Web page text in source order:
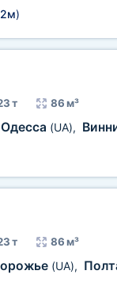
)
т 86 м³
Одесса (UA),
т 86 м³
(UA),